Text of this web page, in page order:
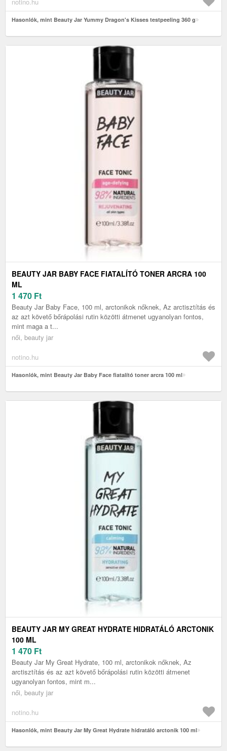
notino.hu
Hasonlók, mint Beauty Jar Yummy Dragon's Kisses testpeeling 360 g
BEAUTY JAR BABY FACE FIATALÍTÓ TONER ARCRA 100
ML
1 470 Ft
Beauty Jar Baby Face, 100 ml, arctonikok nőknek, Az arctisztítás és
az azt követő bőrápolási rutin közötti átmenet ugyanolyan fontos,
mint maga a t...
női, beauty jar
notino.hu
Hasonlók, mint Beauty Jar Baby Face fiatalító toner arcra 100 ml
BEAUTY JAR MY GREAT HYDRATE HIDRATÁLÓ ARCTONIK
100 ML
1 470 Ft
Beauty Jar My Great Hydrate, 100 ml, arctonikok nőknek, Az
arctisztítás és az azt követő bőrápolási rutin közötti átmenet
ugyanolyan fontos, mint m...
női, beauty jar
notino.hu
Hasonlók, mint Beauty Jar My Great Hydrate hidratáló arctonik 100 ml